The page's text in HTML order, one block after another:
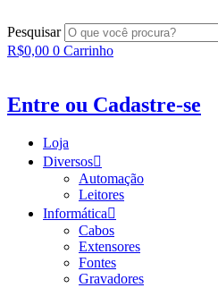
para
o
conteúdo
Pesquisar
R$0,00 0 Carrinho
Entre ou Cadastre-se
Loja
Diversos
Automação
Leitores
Informática
Cabos
Extensores
Fontes
Gravadores